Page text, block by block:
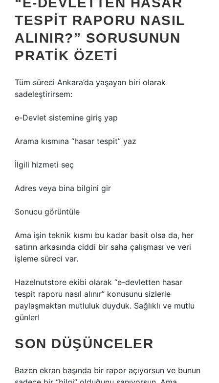
TESPIT RAPORU NASIL
ALINIR?” SORUSUNUN
PRATIK ÖZETI
Tüm süreci Ankara’da yaşayan biri olarak
sadeleştirirsem:
e-Devlet sistemine giriş yap
Arama kısmına “hasar tespit” yaz
İlgili hizmeti seç
Adres veya bina bilgini gir
Sonucu görüntüle
Ama işin teknik kısmı bu kadar basit olsa da, her
satırın arkasında ciddi bir saha çalışması ve veri
işleme süreci var.
Hazelnutstore ekibi olarak “e-devletten hasar
tespit raporu nasıl alınır” konusunu sizlerle
paylaşmaktan mutluluk duyduk. Sağlıklı ve mutlu
günler!
SON DÜŞÜNCELER
Bazen ekran başında bir rapor açıyorsun ve bunun